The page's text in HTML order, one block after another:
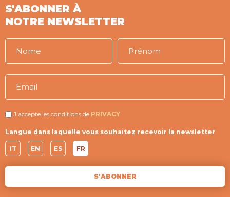
S'ABONNER À
NOTRE NEWSLETTER
J'accepte les conditions de PRIVACY
Langue dans laquelle vous souhaitez recevoir la newsletter
IT EN ES FR
S'ABONNER